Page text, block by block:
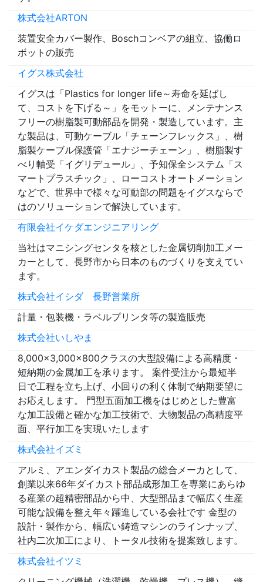
株式会社ARTON
装置安全カバー製作、Boschコンベアの組立、協働ロ
ボットの販売
イグス株式会社
イグスは「Plastics for longer life～寿命を延ばし
て、コストを下げる～」をモットーに、メンテナンス
フリーの樹脂製可動部品を開発・製造しています。主
な製品は、可動ケーブル「チェーンフレックス」、樹
脂製ケーブル保護管「エナジーチェーン」、樹脂製す
べり軸受「イグリデュール」、予知保全システム「ス
マートプラスチック」、ローコストオートメーション
などで、世界中で様々な可動部の問題をイグスならで
はのソリューションで解決しています。
有限会社イケダエンジニアリング
当社はマニシングセンタを核とした金属切削加工メー
カーとして、長野市から日本のものづくりを支えてい
ます。
株式会社イシダ 長野営業所
計量・包装機・ラベルプリンタ等の製造販売
株式会社いしやま
8,000×3,000×800クラスの大型設備による高精度・
短納期の金属加工を承ります。 案件受注から最短半
日で工程を立ち上げ、小回りの利く体制で納期要望に
お応えします。 門型五面加工機をはじめとした豊富
な加工設備と確かな加工技術で、大物製品の高精度平
面、平行加工を実現いたします
株式会社イズミ
アルミ、アエンダイカスト製品の総合メーカとして、
創業以来66年ダイカスト部品成形加工を専業にあらゆ
る産業の超精密部品から中、大型部品まで幅広く生産
可能な設備を整え年々躍進している会社です 金型の
設計・製作から、幅広い鋳造マシンのラインナップ、
社内二次加工により、トータル技術を提案致します。
株式会社イツミ